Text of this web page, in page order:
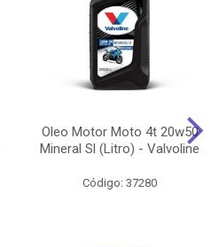
Oleo Motor Moto 4t 20w50
Mineral Sl (Litro) - Valvoline
Código: 37280